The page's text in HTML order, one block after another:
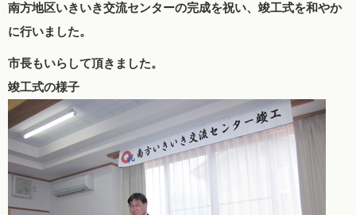
南方地区いきいき交流センターの完成を祝い、竣工式を和やか
に行いました。
市長もいらして頂きました。
竣工式の様子